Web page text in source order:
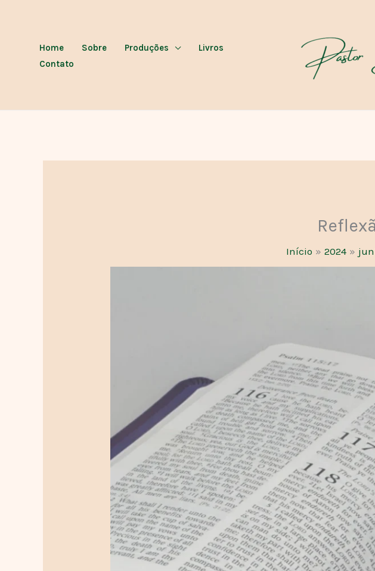
conteúdo
Home Sobre Produções
Livros
Contato
Início 2024